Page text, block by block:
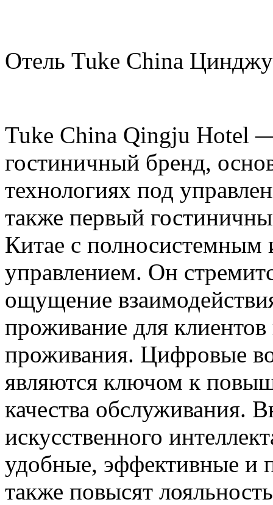
Отель Tuke China Цинджу
Tuke China Qingju Hotel
гостиничный бренд,
технологиях под
также первый
Китае с полносистемным
управлением. Он
ощущение
проживание для
проживания. Цифровые
являются ключом к
качества обслуживания.
искусственного
удобные, эффективные и
также повысят